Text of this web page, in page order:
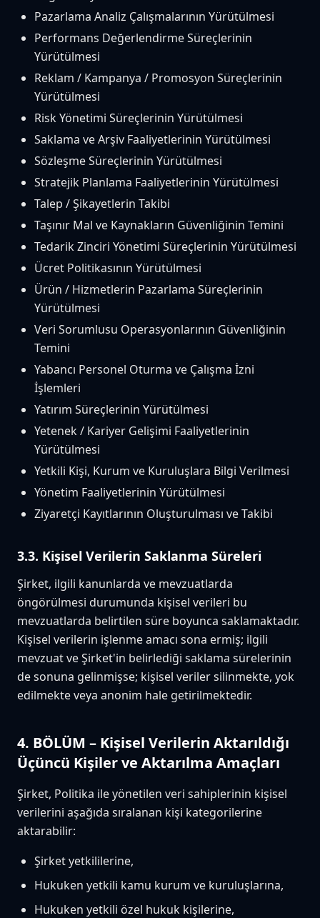
Pazarlama Analiz Çalışmalarının Yürütülmesi
Performans Değerlendirme Süreçlerinin
Yürütülmesi
Reklam / Kampanya / Promosyon Süreçlerinin
Yürütülmesi
Risk Yönetimi Süreçlerinin Yürütülmesi
Saklama ve Arşiv Faaliyetlerinin Yürütülmesi
Sözleşme Süreçlerinin Yürütülmesi
Stratejik Planlama Faaliyetlerinin Yürütülmesi
Talep / Şikayetlerin Takibi
Taşınır Mal ve Kaynakların Güvenliğinin Temini
Tedarik Zinciri Yönetimi Süreçlerinin Yürütülmesi
Ücret Politikasının Yürütülmesi
Ürün / Hizmetlerin Pazarlama Süreçlerinin
Yürütülmesi
Veri Sorumlusu Operasyonlarının Güvenliğinin
Temini
Yabancı Personel Oturma ve Çalışma İzni
İşlemleri
Yatırım Süreçlerinin Yürütülmesi
Yetenek / Kariyer Gelişimi Faaliyetlerinin
Yürütülmesi
Yetkili Kişi, Kurum ve Kuruluşlara Bilgi Verilmesi
Yönetim Faaliyetlerinin Yürütülmesi
Ziyaretçi Kayıtlarının Oluşturulması ve Takibi
3.3. Kişisel Verilerin Saklanma Süreleri
Şirket, ilgili kanunlarda ve mevzuatlarda
öngörülmesi durumunda kişisel verileri bu
mevzuatlarda belirtilen süre boyunca saklamaktadır.
Kişisel verilerin işlenme amacı sona ermiş; ilgili
mevzuat ve Şirket'in belirlediği saklama sürelerinin
de sonuna gelinmişse; kişisel veriler silinmekte, yok
edilmekte veya anonim hale getirilmektedir.
4. BÖLÜM – Kişisel Verilerin Aktarıldığı
Üçüncü Kişiler ve Aktarılma Amaçları
Şirket, Politika ile yönetilen veri sahiplerinin kişisel
verilerini aşağıda sıralanan kişi kategorilerine
aktarabilir:
Şirket yetkililerine,
Hukuken yetkili kamu kurum ve kuruluşlarına,
Hukuken yetkili özel hukuk kişilerine,